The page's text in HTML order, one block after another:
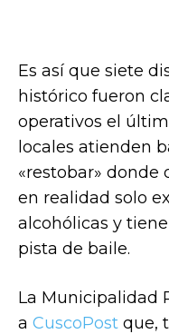
Es así que siete
histórico fueron
operativos el
locales atienden
«restobar» donde
en realidad solo
alcohólicas y
pista de baile.
La Municipalidad
a CuscoPost que,